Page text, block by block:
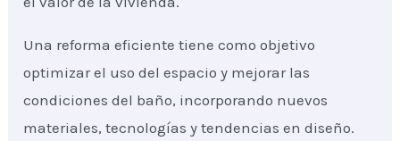
Una reforma eficiente tiene como objetivo
optimizar el uso del espacio y mejorar las
condiciones del baño, incorporando nuevos
materiales, tecnologías y tendencias en diseño.